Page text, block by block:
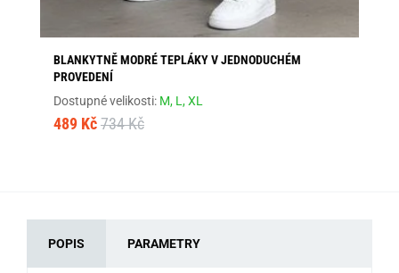
BLANKYTNĚ MODRÉ TEPLÁKY V JEDNODUCHÉM
PROVEDENÍ
Dostupné velikosti: M, L,XL
489 Kč 734 Kč
POPIS PARAMETRY